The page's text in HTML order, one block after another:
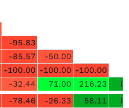
-95.83
-85.57
-50.00
-100.00 -100.00 -100.00
-32.44 71.00 216.23
-78.46 -26.33 58.11